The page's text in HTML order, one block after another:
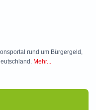
rund um Bürgergeld,
Mehr...